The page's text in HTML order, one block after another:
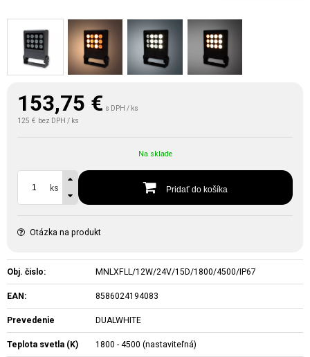
153,75 € s DPH / ks
125 € bez DPH / ks
Na sklade
ks Pridať do košíka
Otázka na produkt
Obj. čislo: MNLXFLL/12W/24V/15D/1800/4500/IP67
EAN: 8586024194083
Prevedenie DUALWHITE
Teplota svetla (K) 1800 - 4500 (nastaviteľná)